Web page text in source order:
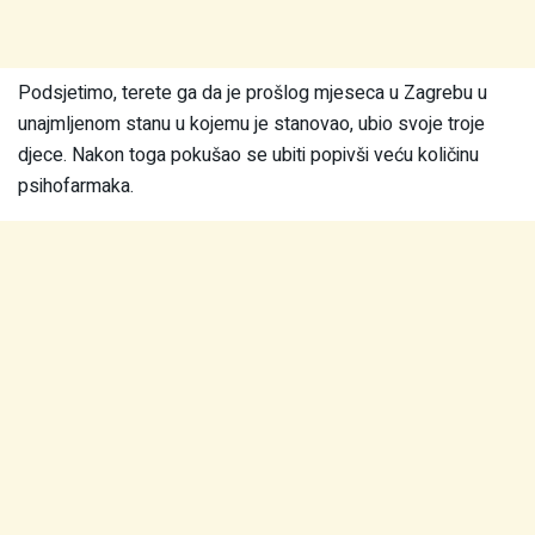
Podsjetimo, terete ga da je prošlog mjeseca u Zagrebu u
unajmljenom stanu u kojemu je stanovao, ubio svoje troje
djece. Nakon toga pokušao se ubiti popivši veću količinu
psihofarmaka.